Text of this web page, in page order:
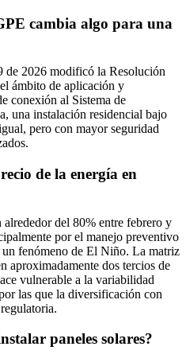
cambia algo para una
2026 modificó la Resolución
ámbito de aplicación y
conexión al Sistema de
una instalación residencial bajo
pero con mayor seguridad
de la energía en
del 80% entre febrero y
por el manejo preventivo
un fenómeno de El Niño. La matriz
aproximadamente dos tercios de
vulnerable a la variabilidad
las que la diversificación con
paneles solares?